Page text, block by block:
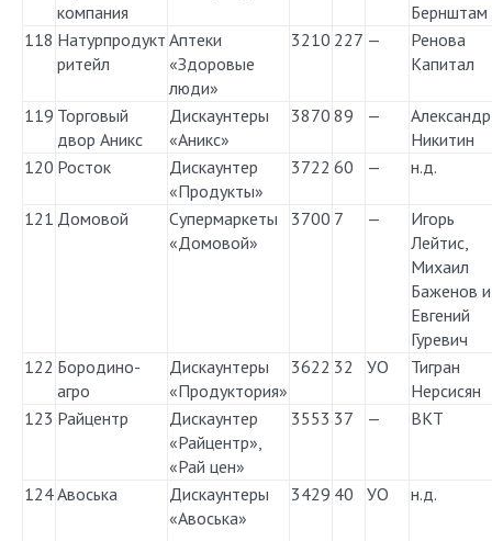
компания
Бернштам
118 Натурпродукт
ритейл
Аптеки
«Здоровые
люди»
3210 227 —
Ренова
Капитал
119 Торговый
двор Аникс
Дискаунтеры
«Аникс»
3870 89 —
Александр
Никитин
120 Росток
Дискаунтер
«Продукты»
3722 60 — н.д.
121 Домовой
Супермаркеты
«Домовой»
3700 7 —
Игорь
Лейтис,
Михаил
Баженов и
Евгений
Гуревич
122 Бородино-
агро
Дискаунтеры
«Продуктория»
3622 32 УО
Тигран
Нерсисян
123 Райцентр
Дискаунтер
«Райцентр»,
«Рай цен»
3553 37 — ВКТ
124Авоська
Дискаунтеры
«Авоська»
3429 40 УО н.д.